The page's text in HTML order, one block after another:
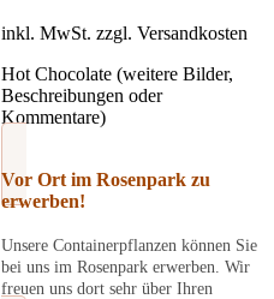
inkl. MwSt. zzgl. Versandkosten
Hot Chocolate (weitere Bilder,
Beschreibungen oder
Kommentare)
Vor Ort im Rosenpark zu
erwerben!
Unsere Containerpflanzen können Sie
bei uns im Rosenpark erwerben. Wir
freuen uns dort sehr über Ihren